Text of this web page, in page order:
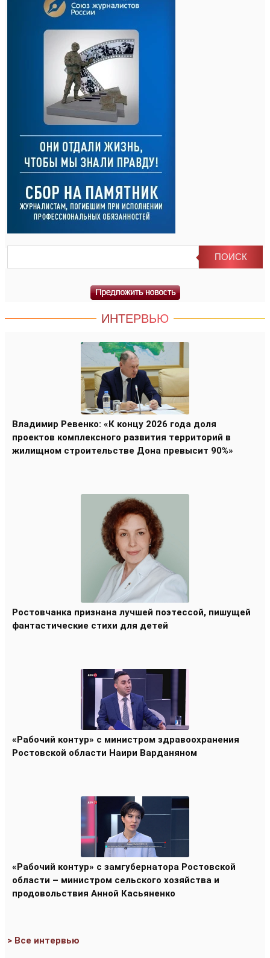
ИНТЕРВЬЮ
Владимир Ревенко: «К концу 2026 года доля
проектов комплексного развития территорий в
жилищном строительстве Дона превысит 90%»
Ростовчанка признана лучшей поэтессой, пишущей
фантастические стихи для детей
«Рабочий контур» с министром здравоохранения
Ростовской области Наири Варданяном
«Рабочий контур» с замгубернатора Ростовской
области – министром сельского хозяйства и
продовольствия Анной Касьяненко
> Все интервью